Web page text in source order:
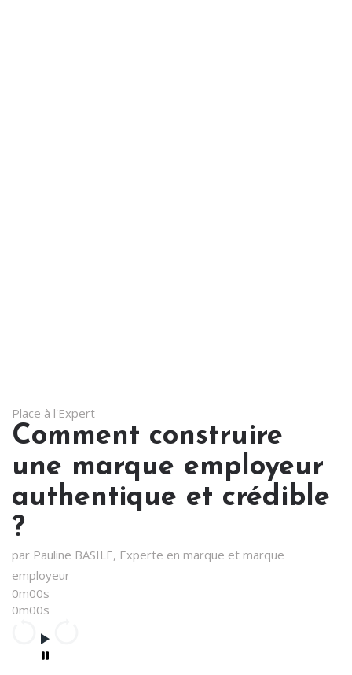
Place à l'Expert
Comment construire
une marque employeur
authentique et crédible
?
par Pauline BASILE, Experte en marque et marque
employeur
0m00s
0m00s